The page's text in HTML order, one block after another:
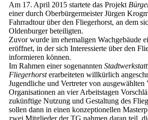
Am 17. April 2015 startete das Projekt
einer durch Oberbürgermeister Jürgen
Fahrradtour über den Fliegerhorst, an dem
Oldenburger beteiligten.
Zuvor wurde im ehemaligen Wachgebäude
eröffnet, in der sich Interessierte über den
informieren können.
Im Rahmen einer sogenannten Stadtwerkstatt
Fliegerhorsterarbeiteten willkürlich
Jugendliche und Vertreter von ausgewählten
Organisationen an vier Arbeitstagen
zukünftige Nutzung und Gestaltung des
sollen dann in einen konzeptionellen
zwei Mitglieder der TG nahmen daran teil,